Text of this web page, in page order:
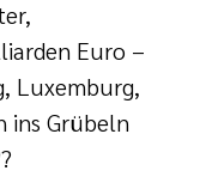
Euro –
Luxemburg,
ins Grübeln